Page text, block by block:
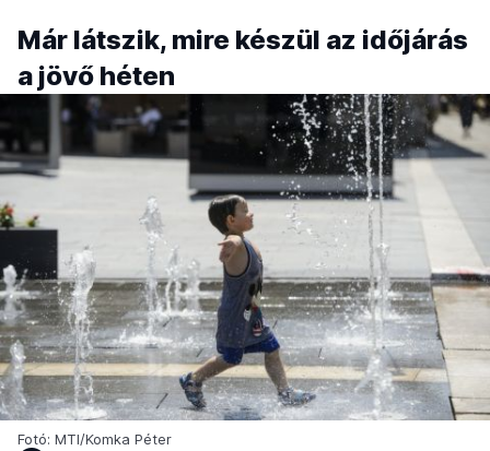
Már látszik, mire készül az időjárás
a jövő héten
Fotó: MTI/Komka Péter